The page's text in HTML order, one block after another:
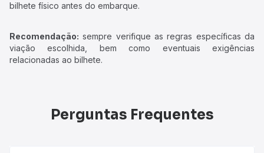
bilhete físico antes do embarque.
Recomendação: sempre verifique as regras específicas da
viação escolhida, bem como eventuais exigências
relacionadas ao bilhete.
Perguntas Frequentes